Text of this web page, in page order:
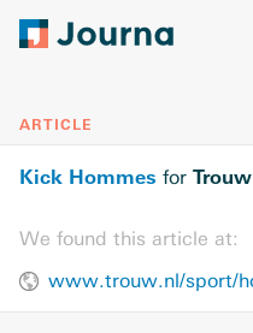
ARTICLE
Kick Hommes for Trouw
We found this article at: